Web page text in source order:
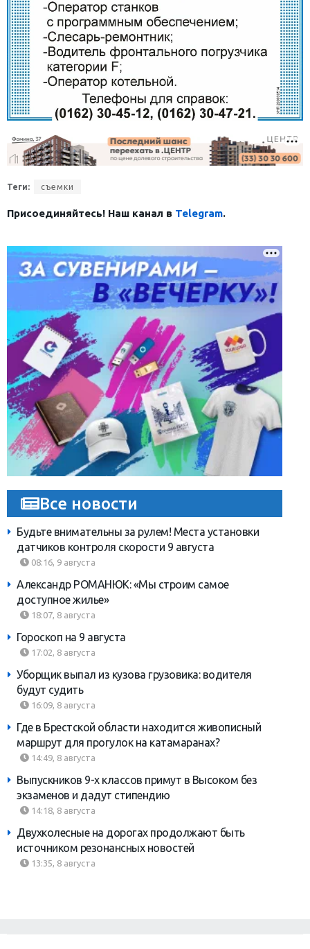
Теги: съемки
Присоединяйтесь! Наш канал в Telegram.
Все новости
Будьте внимательны за рулем! Места установки
датчиков контроля скорости 9 августа
08:16, 9 августа
Александр РОМАНЮК: «Мы строим самое
доступное жилье»
18:07, 8 августа
Гороскоп на 9 августа
17:02, 8 августа
Уборщик выпал из кузова грузовика: водителя
будут судить
16:09, 8 августа
Где в Брестской области находится живописный
маршрут для прогулок на катамаранах?
14:49, 8 августа
Выпускников 9-х классов примут в Высоком без
экзаменов и дадут стипендию
14:18, 8 августа
Двухколесные на дорогах продолжают быть
источником резонансных новостей
13:35, 8 августа